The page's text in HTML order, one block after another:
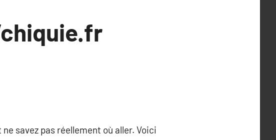
savez pas réellement où aller. Voici